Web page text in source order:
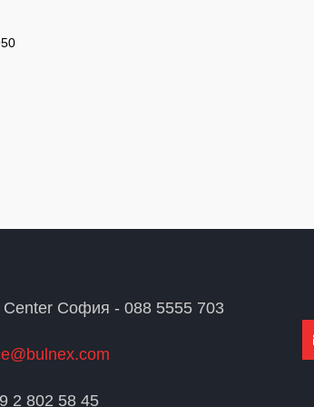
Center София - 088 5555 703
2 802 58 45